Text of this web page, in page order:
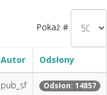
Pokaż #
Autor Odsłony
pub_sf Odsłon: 14857